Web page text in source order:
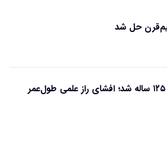
حل شد
قدیمی‌ترین لامپ جهان ۱۲۵ ساله شد؛ افشای راز علمی طول‌عمر